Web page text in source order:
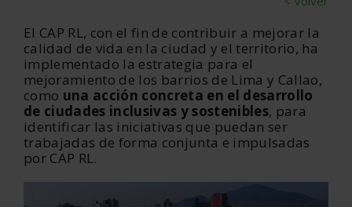
El CAP RL, con el fin de contribuir a mejorar la
calidad de vida en la ciudad y el territorio, ha
implementado la estrategia para el
mejoramiento de los barrios de Lima y Callao,
como una acción concreta en el desarrollo
de ciudades inclusivas y sostenibles, para
identificar las iniciativas que puedan ser
trabajadas de forma conjunta e impulsadas
por CAP RL.